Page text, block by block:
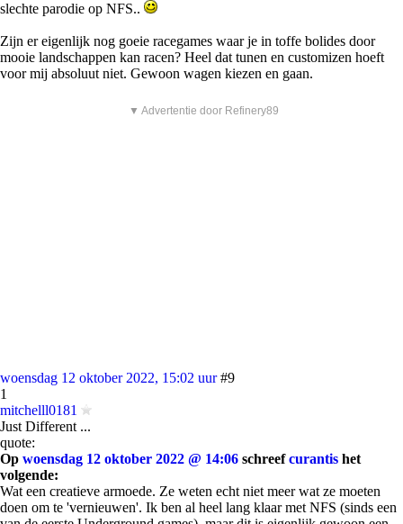
slechte parodie op NFS..
Zijn er eigenlijk nog goeie racegames waar je in toffe bolides door
mooie landschappen kan racen? Heel dat tunen en customizen hoeft
voor mij absoluut niet. Gewoon wagen kiezen en gaan.
▼ Advertentie door Refinery89
woensdag 12 oktober 2022, 15:02 uur #9
1
mitchelll0181
Just Different ...
quote:
Op woensdag 12 oktober 2022 @ 14:06 schreefcurantis het
volgende:
Wat een creatieve armoede. Ze weten echt niet meer wat ze moeten
doen om te 'vernieuwen'. Ik ben al heel lang klaar met NFS (sinds een